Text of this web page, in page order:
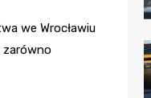
we Wrocławiu
zarówno